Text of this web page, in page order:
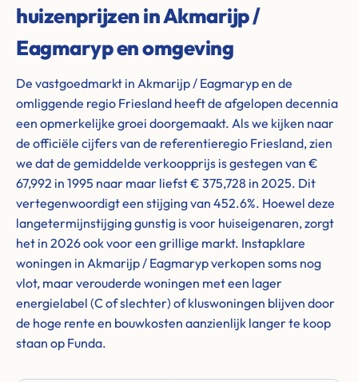
huizenprijzen in Akmarijp /
Eagmaryp en omgeving
De vastgoedmarkt in Akmarijp / Eagmaryp en de
omliggende regio Friesland heeft de afgelopen decennia
een opmerkelijke groei doorgemaakt. Als we kijken naar
de officiële cijfers van de referentieregio Friesland, zien
we dat de gemiddelde verkoopprijs is gestegen van €
67,992 in 1995 naar maar liefst € 375,728 in 2025. Dit
vertegenwoordigt een stijging van 452.6%. Hoewel deze
langetermijnstijging gunstig is voor huiseigenaren, zorgt
het in 2026 ook voor een grillige markt. Instapklare
woningen in Akmarijp / Eagmaryp verkopen soms nog
vlot, maar verouderde woningen met een lager
energielabel (C of slechter) of kluswoningen blijven door
de hoge rente en bouwkosten aanzienlijk langer te koop
staan op Funda.